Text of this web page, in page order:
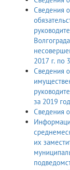
Сведения о доходах, об имуществе и
2017 г. по
Сведения
имущественного
за 2019
Сведения
их